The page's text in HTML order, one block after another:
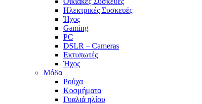
Hλεκτρικές Συσκευές
Ήχος
Gaming
PC
DSLR – Cameras
Εκτυπωτές
Ήχος
Μόδα
Ρούχα
Κοσμήματα
Γυαλιά ηλίου